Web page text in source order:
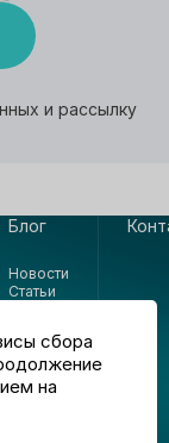
и рассылку
Блог
Новости
Статьи
сбора
на